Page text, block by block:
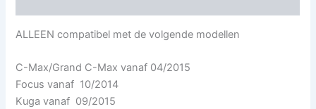
ALLEEN compatibel met de volgende modellen
C-Max/Grand C-Max vanaf 04/2015
Focus vanaf 10/2014
Kuga vanaf 09/2015